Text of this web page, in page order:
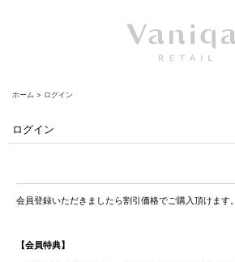
ホーム > ログイン
ログイン
会員登録いただきましたら割引価格でご購入頂けます。
【会員特典】